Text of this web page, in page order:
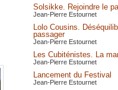
Solsikke. Rejoindre le
Jean-Pierre Estournet
Lolo Cousins.
passager
Jean-Pierre Estournet
Les Cubiténistes. La
Jean-Pierre Estournet
Lancement du Festival
Jean-Pierre Estournet